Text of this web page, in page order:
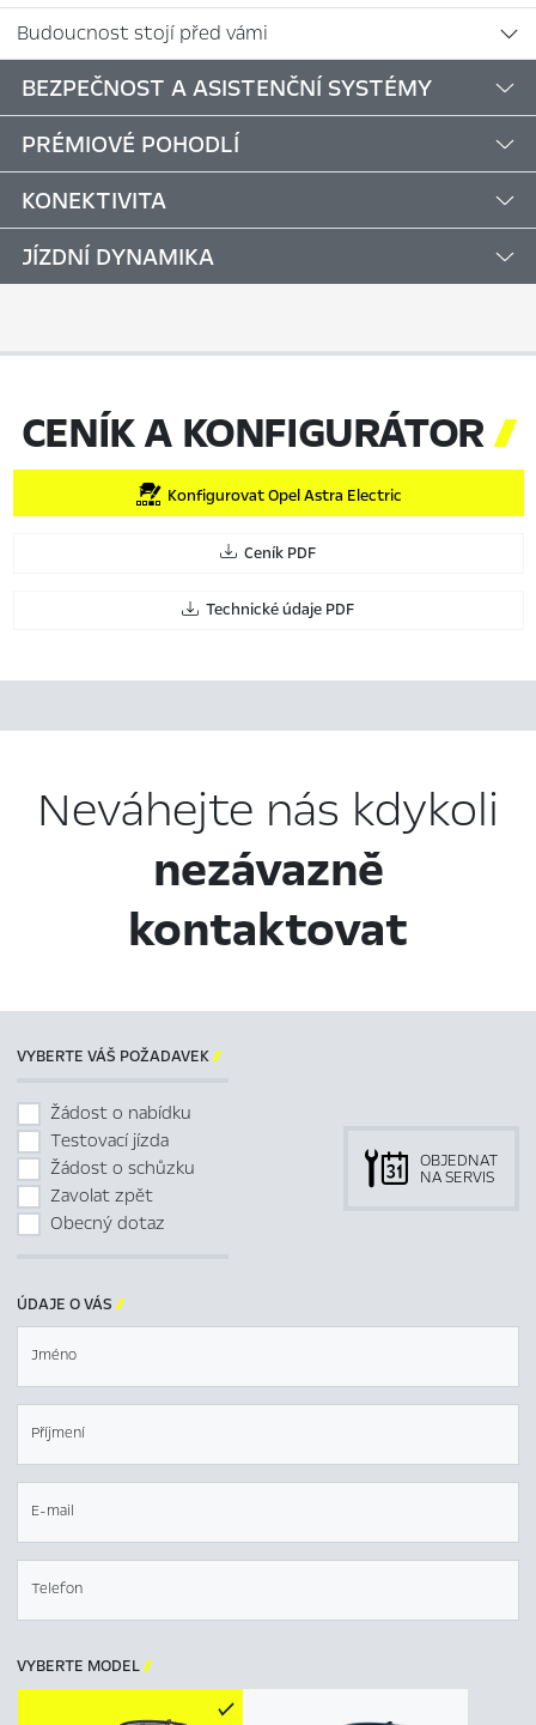
Budoucnost stojí před vámi
BEZPEČNOST A ASISTENČNÍ SYSTÉMY
PRÉMIOVÉ POHODLÍ
KONEKTIVITA
JÍZDNÍ DYNAMIKA
CENÍK A KONFIGURÁTOR
Konfigurovat Opel Astra Electric
Ceník PDF
Technické údaje PDF
Neváhejte nás kdykoli
nezávazně
kontaktovat
VYBERTE VÁŠ POŽADAVEK
Žádost o nabídku
Testovací jízda
Žádost o schůzku
Zavolat zpět
Obecný dotaz
OBJEDNAT
NA SERVIS
ÚDAJE O VÁS 
Jméno
Příjmení
E-mail
Telefon
VYBERTE MODEL